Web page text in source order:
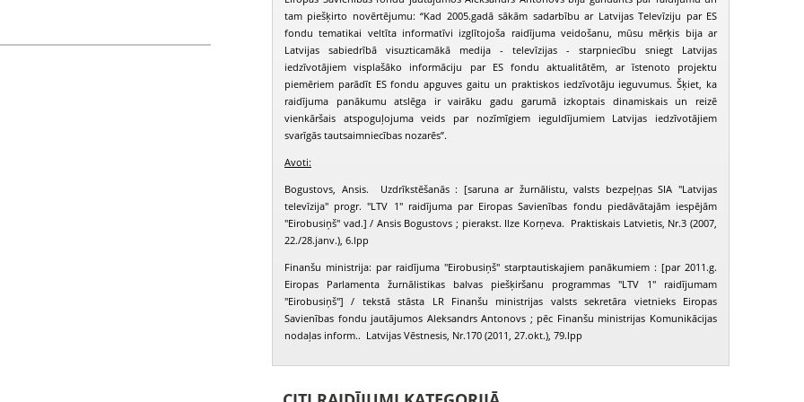
Maso Piero Dal, Jorge Humberto,
tam piešķirto novērtējumu: “Kad 2005.gadā sākām sadarbību ar Latvijas Televīziju par ES
fondu tematikai veltīta informatīvi izglītojoša raidījuma veidošanu, mūsu mērķis bija ar
Latvijas sabiedrībā visuzticamākā medija - televīzijas - starpniecību sniegt Latvijas
iedzīvotājiem visplašāko informāciju par ES fondu aktualitātēm, ar īstenoto projektu
piemēriem parādīt ES fondu apguves gaitu un praktiskos iedzīvotāju ieguvumus. Šķiet, ka
raidījuma panākumu atslēga ir vairāku gadu garumā izkoptais dinamiskais un reizē
vienkāršais atspoguļojuma veids par nozīmīgiem ieguldījumiem Latvijas iedzīvotājiem
svarīgās tautsaimniecības nozarēs”.
Avoti:
Bogustovs, Ansis. Uzdrīkstēšanās : [saruna ar žurnālistu, valsts bezpeļņas SIA "Latvijas
televīzija" progr. "LTV 1" raidījuma par Eiropas Savienības fondu piedāvātajām iespējām
"Eirobusiņš" vad.] / Ansis Bogustovs ; pierakst. Ilze Korņeva. Praktiskais Latvietis, Nr.3 (2007,
22./28.janv.), 6.lpp
Finanšu ministrija: par raidījuma "Eirobusiņš" starptautiskajiem panākumiem : [par 2011.g.
Eiropas Parlamenta žurnālistikas balvas piešķiršanu programmas "LTV 1" raidījumam
"Eirobusiņš"] / tekstā stāsta LR Finanšu ministrijas valsts sekretāra vietnieks Eiropas
Savienības fondu jautājumos Aleksandrs Antonovs ; pēc Finanšu ministrijas Komunikācijas
nodaļas inform.. Latvijas Vēstnesis, Nr.170 (2011, 27.okt.), 79.lpp